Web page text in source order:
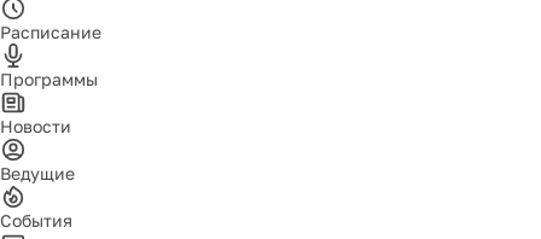
Расписание
Программы
Новости
Ведущие
События